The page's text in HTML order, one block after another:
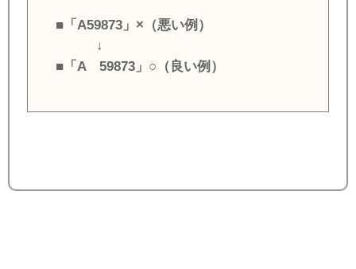
■「A59873」×（悪い例）
↓
■「A 59873」○（良い例）